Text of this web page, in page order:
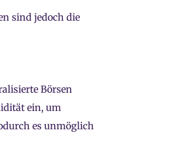
sind jedoch die
Börsen
ein, um
es unmöglich